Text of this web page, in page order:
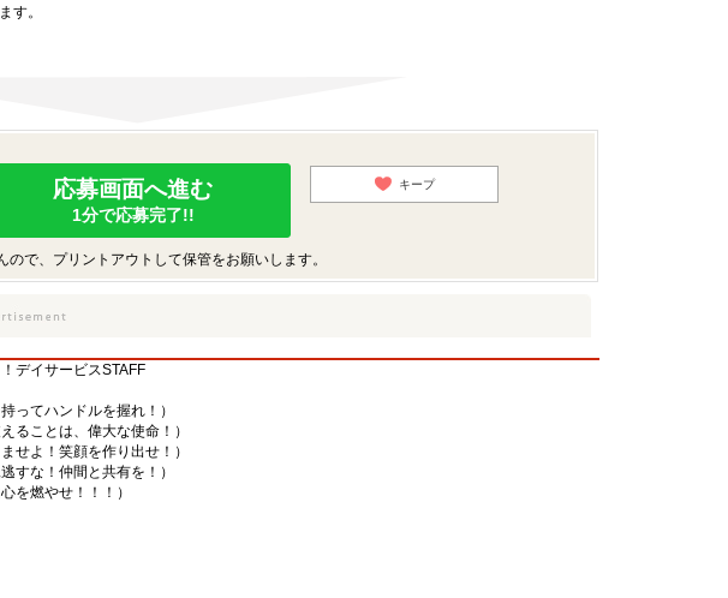
す。
応募画面へ進む
1分で応募完了!!
キープ
で、プリントアウトして保管をお願いします。
デイサービスSTAFF
ってハンドルを握れ！）
ることは、偉大な使命！）
せよ！笑顔を作り出せ！）
すな！仲間と共有を！）
を燃やせ！！！）